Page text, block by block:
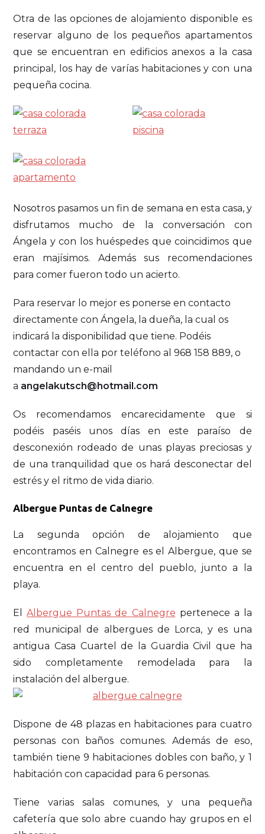
Otra de las opciones de alojamiento disponible es
reservar alguno de los pequeños apartamentos
que se encuentran en edificios anexos a la casa
principal, los hay de varías habitaciones y con una
pequeña cocina.
Nosotros pasamos un fin de semana en esta casa, y
disfrutamos mucho de la conversación con
Ángela y con los huéspedes que coincidimos que
eran majísimos. Además sus recomendaciones
para comer fueron todo un acierto.
Para reservar lo mejor es ponerse en contacto
directamente con Ángela, la dueña, la cual os
indicará la disponibilidad que tiene. Podéis
contactar con ella por teléfono al 968 158 889, o
mandando un e-mail
a angelakutsch@hotmail.com
Os recomendamos encarecidamente que si
podéis paséis unos días en este paraíso de
desconexión rodeado de unas playas preciosas y
de una tranquilidad que os hará desconectar del
estrés y el ritmo de vida diario.
Albergue Puntas de Calnegre
La segunda opción de alojamiento que
encontramos en Calnegre es el Albergue, que se
encuentra en el centro del pueblo, junto a la
playa.
ElAlbergue Puntas de Calnegre pertenece a la
red municipal de albergues de Lorca, y es una
antigua Casa Cuartel de la Guardia Civil que ha
sido completamente remodelada para la
instalación del albergue.
Dispone de 48 plazas en habitaciones para cuatro
personas con baños comunes. Además de eso,
también tiene 9 habitaciones dobles con baño, y 1
habitación con capacidad para 6 personas.
Tiene varias salas comunes, y una pequeña
cafetería que solo abre cuando hay grupos en el